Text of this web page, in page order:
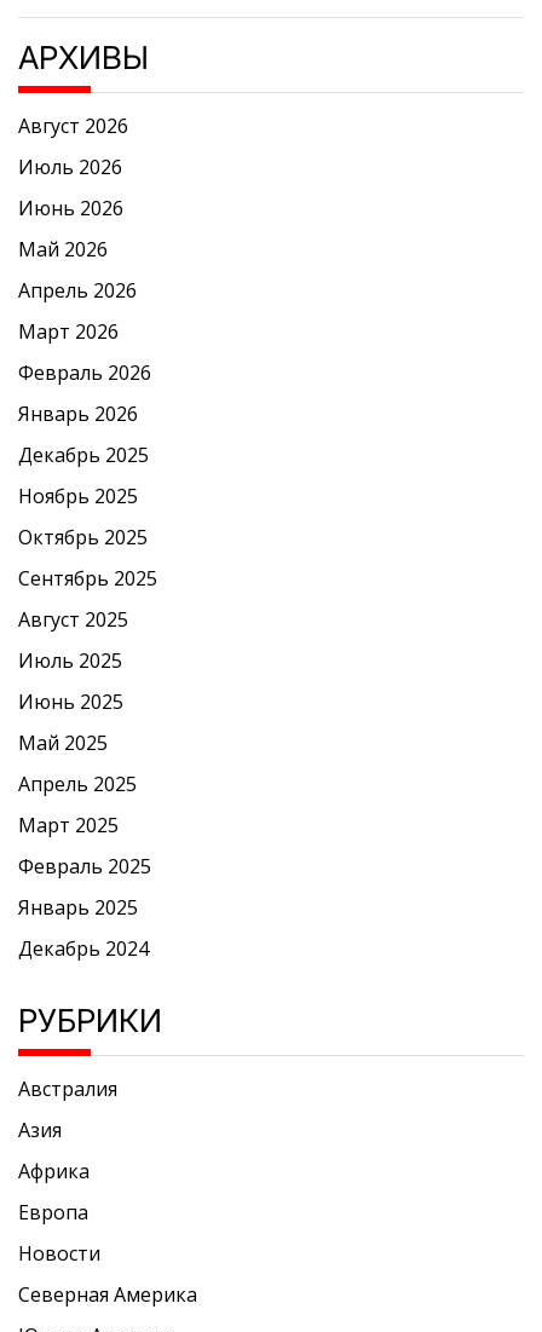
АРХИВЫ
Август 2026
Июль 2026
Июнь 2026
Май 2026
Апрель 2026
Март 2026
Февраль 2026
Январь 2026
Декабрь 2025
Ноябрь 2025
Октябрь 2025
Сентябрь 2025
Август 2025
Июль 2025
Июнь 2025
Май 2025
Апрель 2025
Март 2025
Февраль 2025
Январь 2025
Декабрь 2024
РУБРИКИ
Австралия
Азия
Африка
Европа
Новости
Северная Америка